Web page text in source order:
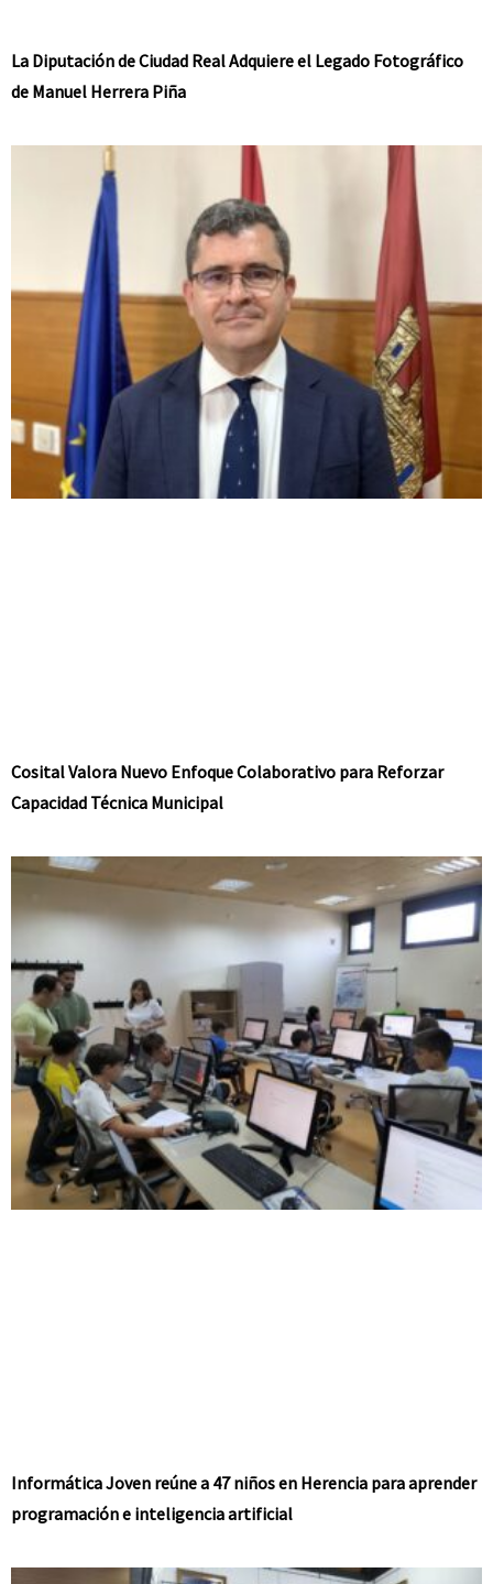
La Diputación de Ciudad Real Adquiere el Legado Fotográfico
de Manuel Herrera Piña
Cosital Valora Nuevo Enfoque Colaborativo para Reforzar
Capacidad Técnica Municipal
Informática Joven reúne a 47 niños en Herencia para aprender
programación e inteligencia artificial